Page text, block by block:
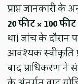
प्राप्त जानकारी के
20 फीट × 100 फीट
था। जांच के दौरान
आवश्यक स्वीकृति
बाद प्राधिकरण